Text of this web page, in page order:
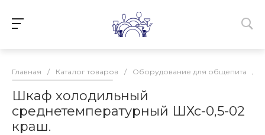
Главная / Каталог товаров / Оборудование для общепита /
Шкаф холодильный
среднетемпературный ШХс-0,5-02
краш.